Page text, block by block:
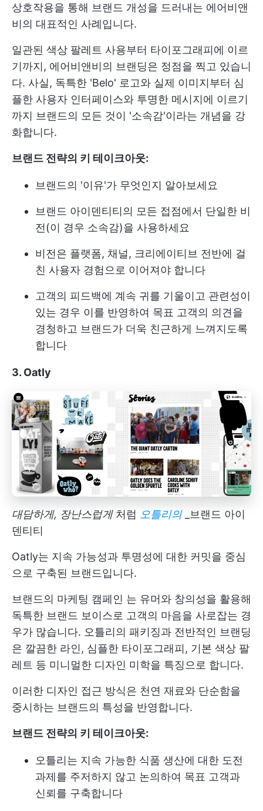
상호작용을 통해 브랜드 개성을 드러내는 에어비앤
비의 대표적인 사례입니다.
일관된 색상 팔레트 사용부터 타이포그래피에 이르
기까지, 에어비앤비의 브랜딩은 정점을 찍고 있습니
다. 사실, 독특한 'Belo' 로고와 실제 이미지부터 심
플한 사용자 인터페이스와 투명한 메시지에 이르기
까지 브랜드의 모든 것이 '소속감'이라는 개념을 강
화합니다.
브랜드 전략의 키 테이크아웃:
브랜드의 '이유'가 무엇인지 알아보세요
브랜드 아이덴티티의 모든 접점에서 단일한 비
전(이 경우 소속감)을 사용하세요
비전은 플랫폼, 채널, 크리에이티브 전반에 걸
친 사용자 경험으로 이어져야 합니다
고객의 피드백에 계속 귀를 기울이고 관련성이
있는 경우 이를 반영하여 목표 고객의 의견을
경청하고 브랜드가 더욱 친근하게 느껴지도록
합니다
3. Oatly
대담하게, 장난스럽게 처럼 오틀리의_브랜드 아이
덴티티
Oatly는 지속 가능성과 투명성에 대한 커밋을 중심
으로 구축된 브랜드입니다.
브랜드의 마케팅 캠페인 는 유머와 창의성을 활용해
독특한 브랜드 보이스로 고객의 마음을 사로잡는 경
우가 많습니다. 오틀리의 패키징과 전반적인 브랜딩
은 깔끔한 라인, 심플한 타이포그래피, 기본 색상 팔
레트 등 미니멀한 디자인 미학을 특징으로 합니다.
이러한 디자인 접근 방식은 천연 재료와 단순함을
중시하는 브랜드의 특성을 반영합니다.
브랜드 전략의 키 테이크아웃:
오틀리는 지속 가능한 식품 생산에 대한 도전
과제를 주저하지 않고 논의하여 목표 고객과
신뢰를 구축합니다